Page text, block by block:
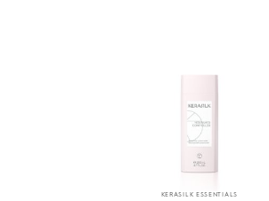
KERASILK ESSENTIALS